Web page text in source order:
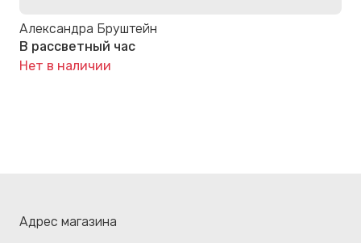
Александра Бруштейн
В рассветный час
Нет в наличии
Адрес магазина